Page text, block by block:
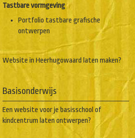
Tastbare vormgeving
Portfolio tastbare grafische
ontwerpen
Website in Heerhugowaard laten maken?
Basisonderwijs
Een website voor je basisschool of
kindcentrum laten ontwerpen?